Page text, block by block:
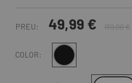
PREU: 49,99 € 139,00 €
COLOR: Multi